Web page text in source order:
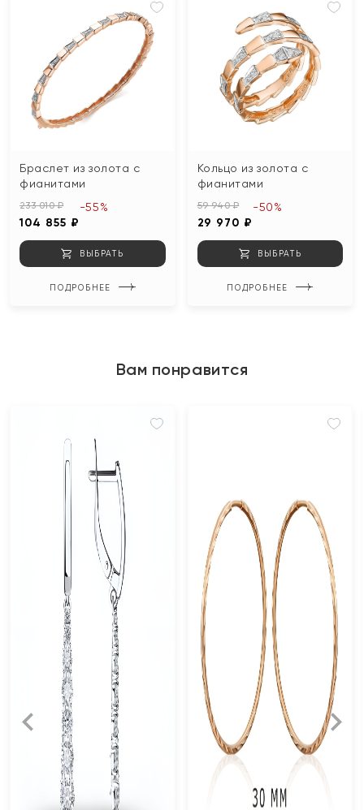
Браслет из золота с
фианитами
233 010 ₽
104 855 ₽
-55%
ВЫБРАТЬ
ПОДРОБНЕЕ
Кольцо из золота с
фианитами
59 940 ₽
29 970 ₽
-50%
ВЫБРАТЬ
ПОДРОБНЕЕ
Вам понравится